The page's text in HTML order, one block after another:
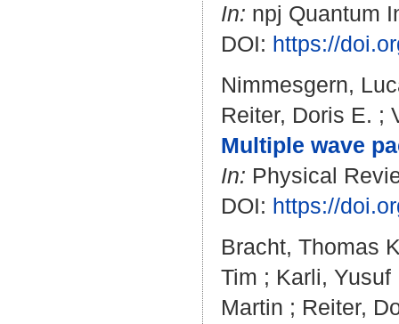
In: npj Quantum
DOI: https://
Nimmesgern,
Reiter, Doris E. ;
Multiple wave
In: Physical
DOI: https://
Bracht, Thomas
Tim ; Karli, Yusuf
Martin ; Reiter,